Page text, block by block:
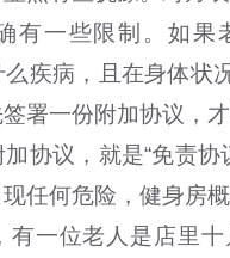
有一些限制。如果
疾病，且在身体状
署一份附加协议，
协议，就是“免责协
任何危险，健身房
有一位老人是店里